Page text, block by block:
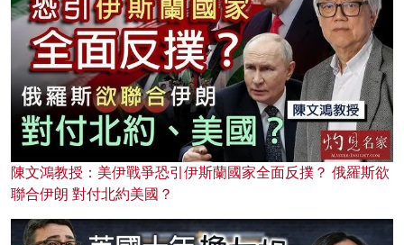
陳文鴻教授：美伊戰爭恐引伊斯蘭國家全面反撲？ 俄羅斯欲
聯合伊朗 對付北約美國？